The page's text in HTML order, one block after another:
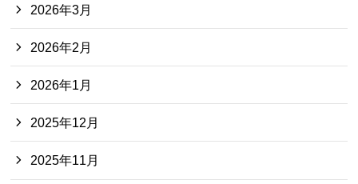
2026年3月
2026年2月
2026年1月
2025年12月
2025年11月